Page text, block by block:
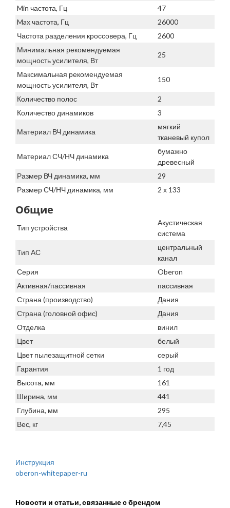
Min частота, Гц
47
Max частота, Гц
26000
Частота разделения кроссовера, Гц
2600
Минимальная рекомендуемая
мощность усилителя, Вт
25
Максимальная рекомендуемая
мощность усилителя, Вт
150
Количество полос
2
Количество динамиков
3
Материал ВЧ динамика
мягкий
тканевый купол
Материал СЧ/НЧ динамика
бумажно
древесный
Размер ВЧ динамика, мм
29
Размер СЧ/НЧ динамика, мм
2 х 133
Общие
Тип устройства
Акустическая
система
Тип АС
центральный
канал
Серия
Oberon
Активная/пассивная
пассивная
Страна (производство)
Дания
Страна (головной офис)
Дания
Отделка
винил
Цвет
белый
Цвет пылезащитной сетки
серый
Гарантия
1 год
Высота, мм
161
Ширина, мм
441
Глубина, мм
295
Вес, кг
7,45
Инструкция
oberon-whitepaper-ru
Новости и статьи, связанные с брендом